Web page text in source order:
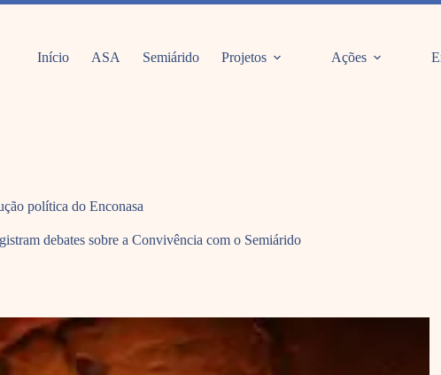
Início ASA Semiárido Projetos Ações
política do Enconasa
debates sobre a Convivência com o Semiárido